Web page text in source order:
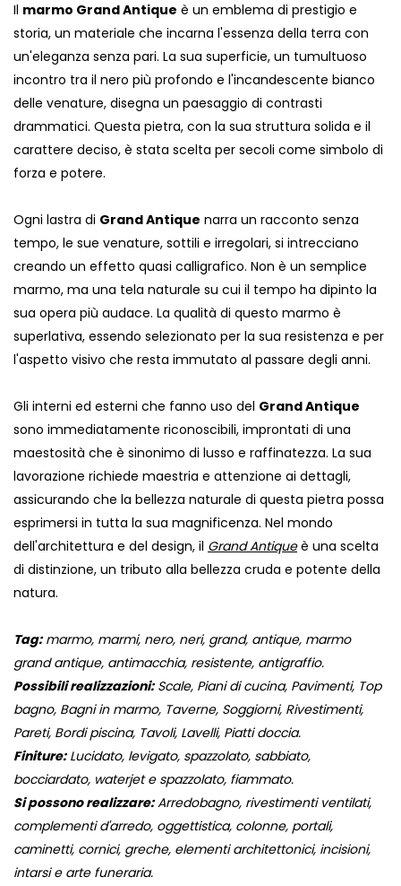
Il marmo Grand Antique è un emblema di prestigio e
storia, un materiale che incarna l'essenza della terra con
un'eleganza senza pari. La sua superficie, un tumultuoso
incontro tra il nero più profondo e l'incandescente bianco
delle venature, disegna un paesaggio di contrasti
drammatici. Questa pietra, con la sua struttura solida e il
carattere deciso, è stata scelta per secoli come simbolo di
forza e potere.
Ogni lastra di Grand Antique narra un racconto senza
tempo, le sue venature, sottili e irregolari, si intrecciano
creando un effetto quasi calligrafico. Non è un semplice
marmo, ma una tela naturale su cui il tempo ha dipinto la
sua opera più audace. La qualità di questo marmo è
superlativa, essendo selezionato per la sua resistenza e per
l'aspetto visivo che resta immutato al passare degli anni.
Gli interni ed esterni che fanno uso del Grand Antique
sono immediatamente riconoscibili, improntati di una
maestosità che è sinonimo di lusso e raffinatezza. La sua
lavorazione richiede maestria e attenzione ai dettagli,
assicurando che la bellezza naturale di questa pietra possa
esprimersi in tutta la sua magnificenza. Nel mondo
dell'architettura e del design, il Grand Antiqueè una scelta
di distinzione, un tributo alla bellezza cruda e potente della
natura.
Tag:marmo, marmi, nero, neri, grand, antique, marmo
grand antique, antimacchia, resistente, antigraffio.
Possibili realizzazioni:Scale, Piani di cucina, Pavimenti, Top
bagno, Bagni in marmo, Taverne, Soggiorni, Rivestimenti,
Pareti, Bordi piscina, Tavoli, Lavelli, Piatti doccia.
Finiture:Lucidato, levigato, spazzolato, sabbiato,
bocciardato, waterjet e spazzolato, fiammato.
Si possono realizzare:Arredobagno, rivestimenti ventilati,
complementi d'arredo, oggettistica, colonne, portali,
caminetti, cornici, greche, elementi architettonici, incisioni,
intarsi e arte funeraria.